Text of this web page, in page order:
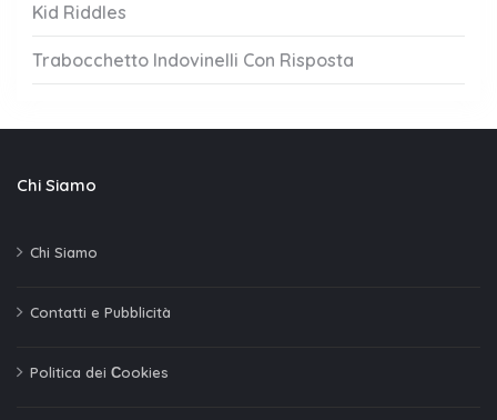
Kid Riddles
Trabocchetto Indovinelli Con Risposta
Chi Siamo
Chi Siamo
Contatti e Pubblicità
Politica dei Сookies